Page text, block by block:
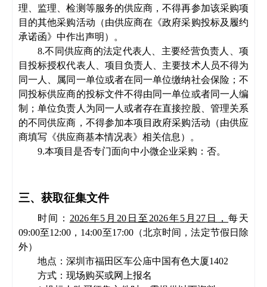
理、监理、检测等服务的供应商，不得再参加该采购项
目的其他采购活动（由供应商在《政府采购投标及履约
承诺函》中作出声明）。
8.不同供应商的法定代表人、主要经营负责人、项
目投标授权代表人、项目负责人、主要技术人员不得为
同一人、属同一单位或者在同一单位缴纳社会保险；不
同投标供应商的投标文件不得由同一单位或者同一人编
制；单位负责人为同一人或者存在直接控股、管理关系
的不同供应商，不得参加本项目政府采购活动（由供应
商填写《供应商基本情况表》相关信息）。
9.本项目是否专门面向中小微企业采购：否。
三、获取征集文件
时间： 2026年5 月 20 日至 2026年5月 27 日 ，每天
09:00至12:00， 14:00至17:00（北京时间，法定节假日除
外）
地点：深圳市福田区车公庙中国有色大厦1402
方式：现场购买或网上报名